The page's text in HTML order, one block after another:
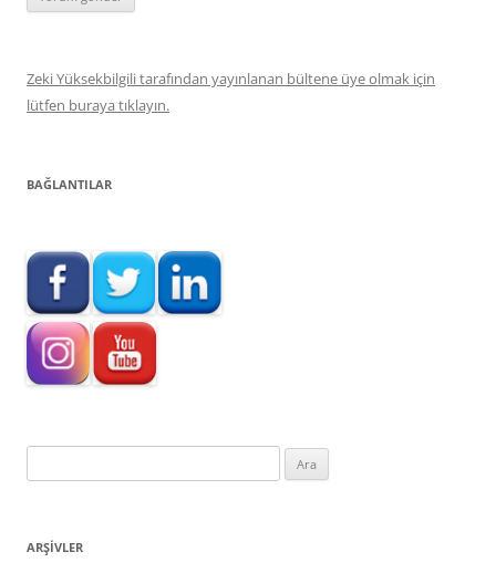
Zeki Yüksekbilgili tarafından yayınlanan bültene üye olmak için
lütfen buraya tıklayın.
BAĞLANTILAR
ARŞIVLER